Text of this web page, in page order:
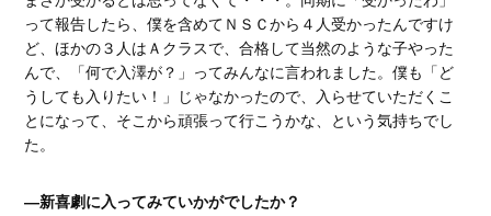
って報告したら、僕を含めてＮＳＣから４人受かったんですけ
ど、ほかの３人はＡクラスで、合格して当然のような子やった
んで、「何で入澤が？」ってみんなに言われました。僕も「ど
うしても入りたい！」じゃなかったので、入らせていただくこ
とになって、そこから頑張って行こうかな、という気持ちでし
た。
―新喜劇に入ってみていかがでしたか？